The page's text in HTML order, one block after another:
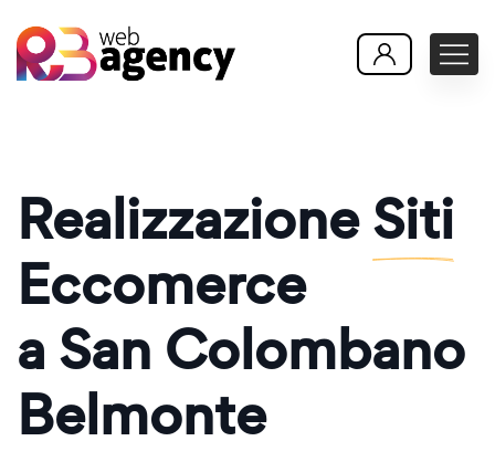
RealizzazioneSiti
Eccomerce
a San Colombano
Belmonte